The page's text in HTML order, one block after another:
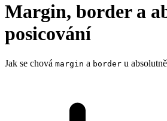
Margin, border a
posicování
Jak se chová margin a border u